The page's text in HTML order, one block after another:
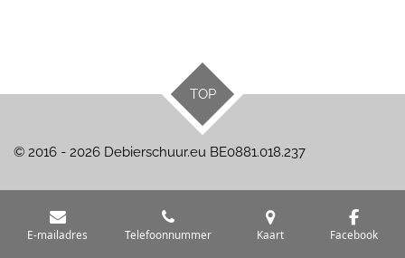
TOP
© 2016 - 2026 Debierschuur.eu BE0881.018.237
E-mailadres Telefoonnummer Kaart Facebook